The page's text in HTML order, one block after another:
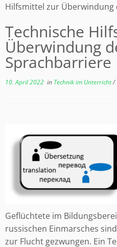
Hilfsmittel zur
Technische
Überwindung
Sprachbarriere
10. April 2022 in Technik im Unterricht/
Geflüchtete im
russischen Einmarsches
zur Flucht gezwungen. Ein